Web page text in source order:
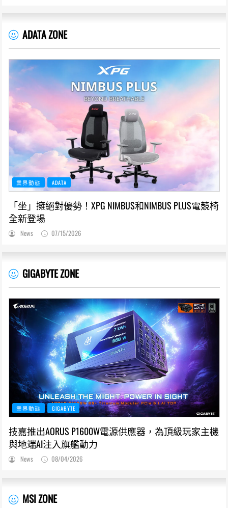
ADATA ZONE
業界動態 ADATA
「坐」擁絕對優勢！XPG NIMBUS和NIMBUS PLUS電競椅
全新登場
News 07/15/2026
GIGABYTE ZONE
業界動態 GIGABYTE
技嘉推出AORUS P1600W電源供應器，為頂級玩家主機
與地端AI注入旗艦動力
News 08/04/2026
MSI ZONE